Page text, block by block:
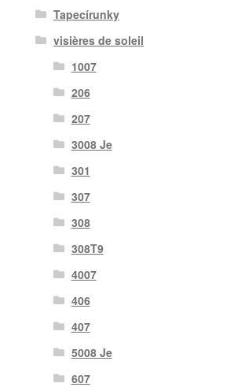
Tapecírunky
visières de soleil
1007
206
207
3008 Je
301
307
308
308T9
4007
406
407
5008 Je
607